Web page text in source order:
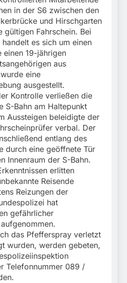
Beinahekollision an
Bahnübergang in Aubing
/ Bundespolizei ermittelt
wegen gefährlichen
Eingriffs in den
Bahnverkehr
5. August 2026
in der S6 zwischen den
und Hirschgarten
gültigen Fahrschein. Bei
es sich um einen
19-jährigen
aus
eine
ausgestellt.
Kontrolle verließen die
S-Bahn am Haltepunkt
Aussteigen beleidigte der
verbal. Der
entlang des
durch eine geöffnete Tür
Innenraum der S-Bahn.
erlitten
Reisende
Reizungen der
hat
gefährlicher
das Pfefferspray verletzt
wurden, werden gebeten,
Telefonnummer 089 /